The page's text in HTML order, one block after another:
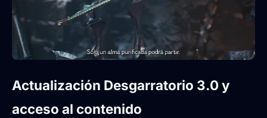
Actualización Desgarratorio 3.0 y
acceso al contenido